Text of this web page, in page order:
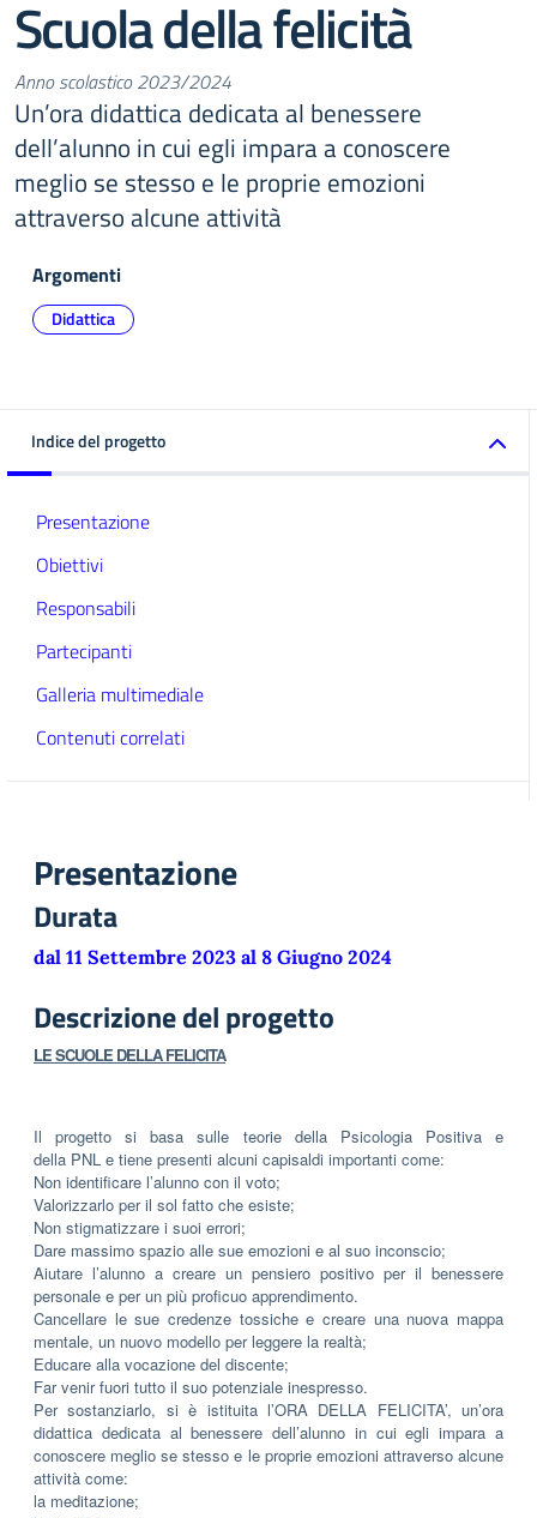
Scuola della felicità
Anno scolastico 2023/2024
Un’ora didattica dedicata al benessere
dell’alunno in cui egli impara a conoscere
meglio se stesso e le proprie emozioni
attraverso alcune attività
Argomenti
Didattica
Indice del progetto
Presentazione
Obiettivi
Responsabili
Partecipanti
Galleria multimediale
Contenuti correlati
Presentazione
Durata
dal 11 Settembre 2023 al 8 Giugno 2024
Descrizione del progetto
LE SCUOLE DELLA FELICITA
Il progetto si basa sulle teorie della Psicologia Positiva e
della PNL e tiene presenti alcuni capisaldi importanti come:
Non identificare l’alunno con il voto;
Valorizzarlo per il sol fatto che esiste;
Non stigmatizzare i suoi errori;
Dare massimo spazio alle sue emozioni e al suo inconscio;
Aiutare l’alunno a creare un pensiero positivo per il benessere
personale e per un più proficuo apprendimento.
Cancellare le sue credenze tossiche e creare una nuova mappa
mentale, un nuovo modello per leggere la realtà;
Educare alla vocazione del discente;
Far venir fuori tutto il suo potenziale inespresso.
Per sostanziarlo, si è istituita l’ORA DELLA FELICITA’, un’ora
didattica dedicata al benessere dell’alunno in cui egli impara a
conoscere meglio se stesso e le proprie emozioni attraverso alcune
attività come:
la meditazione;